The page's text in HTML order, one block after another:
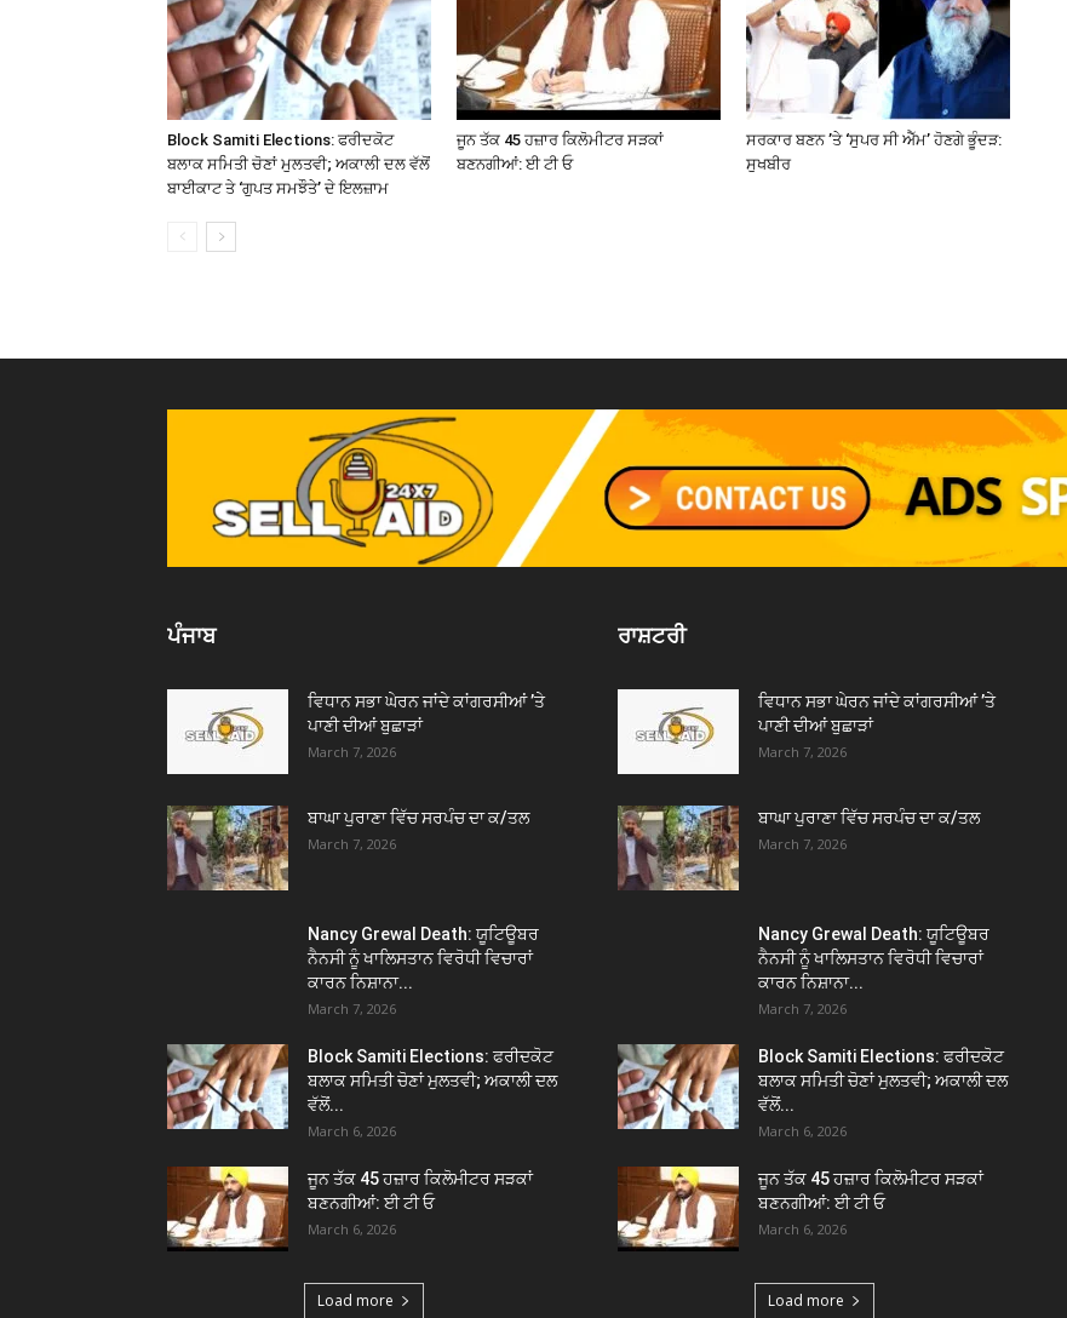
Block Samiti Elections: ਫਰੀਦਕੋਟ
ਬਲਾਕ ਸਮਿਤੀ ਚੋਣਾਂ ਮੁਲਤਵੀ; ਅਕਾਲੀ ਦਲ ਵੱਲੋਂ
ਬਾਈਕਾਟ ਤੇ ‘ਗੁਪਤ ਸਮਝੌਤੇ’ ਦੇ ਇਲਜ਼ਾਮ
ਜੂਨ ਤੱਕ 45 ਹਜ਼ਾਰ ਕਿਲੋਮੀਟਰ ਸੜਕਾਂ
ਬਣਨਗੀਆਂ: ਈ ਟੀ ਓ
ਸਰਕਾਰ ਬਣਨ ’ਤੇ ‘ਸੁਪਰ ਸੀ ਐੱਮ’ ਹੋਣਗੇ ਭੂੰਦੜ:
ਸੁਖਬੀਰ
ਪੰਜਾਬ
ਵਿਧਾਨ ਸਭਾ ਘੇਰਨ ਜਾਂਦੇ ਕਾਂਗਰਸੀਆਂ ’ਤੇ
ਪਾਣੀ ਦੀਆਂ ਬੁਛਾੜਾਂ
March 7, 2026
ਬਾਘਾ ਪੁਰਾਣਾ ਵਿੱਚ ਸਰਪੰਚ ਦਾ ਕ/ਤਲ
March 7, 2026
Nancy Grewal Death: ਯੂਟਿਊਬਰ
ਨੈਨਸੀ ਨੂੰ ਖਾਲਿਸਤਾਨ ਵਿਰੋਧੀ ਵਿਚਾਰਾਂ
ਕਾਰਨ ਨਿਸ਼ਾਨਾ...
March 7, 2026
Block Samiti Elections: ਫਰੀਦਕੋਟ
ਬਲਾਕ ਸਮਿਤੀ ਚੋਣਾਂ ਮੁਲਤਵੀ; ਅਕਾਲੀ ਦਲ
ਵੱਲੋਂ...
March 6, 2026
ਜੂਨ ਤੱਕ 45 ਹਜ਼ਾਰ ਕਿਲੋਮੀਟਰ ਸੜਕਾਂ
ਬਣਨਗੀਆਂ: ਈ ਟੀ ਓ
March 6, 2026
Load more
ਰਾਸ਼ਟਰੀ
ਵਿਧਾਨ ਸਭਾ ਘੇਰਨ ਜਾਂਦੇ ਕਾਂਗਰਸੀਆਂ ’ਤੇ
ਪਾਣੀ ਦੀਆਂ ਬੁਛਾੜਾਂ
March 7, 2026
ਬਾਘਾ ਪੁਰਾਣਾ ਵਿੱਚ ਸਰਪੰਚ ਦਾ ਕ/ਤਲ
March 7, 2026
Nancy Grewal Death: ਯੂਟਿਊਬਰ
ਨੈਨਸੀ ਨੂੰ ਖਾਲਿਸਤਾਨ ਵਿਰੋਧੀ ਵਿਚਾਰਾਂ
ਕਾਰਨ ਨਿਸ਼ਾਨਾ...
March 7, 2026
Block Samiti Elections: ਫਰੀਦਕੋਟ
ਬਲਾਕ ਸਮਿਤੀ ਚੋਣਾਂ ਮੁਲਤਵੀ; ਅਕਾਲੀ ਦਲ
ਵੱਲੋਂ...
March 6, 2026
ਜੂਨ ਤੱਕ 45 ਹਜ਼ਾਰ ਕਿਲੋਮੀਟਰ ਸੜਕਾਂ
ਬਣਨਗੀਆਂ: ਈ ਟੀ ਓ
March 6, 2026
Load more